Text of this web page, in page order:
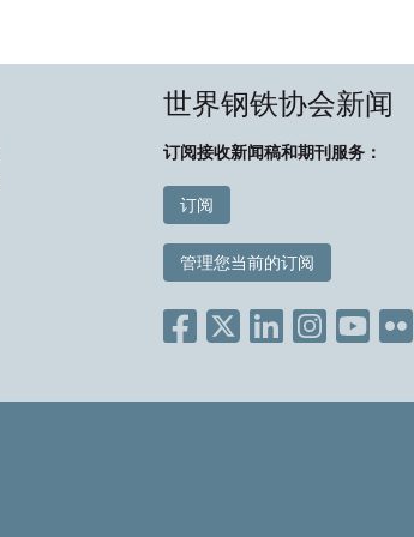
世界钢铁协会新闻
订阅接收新闻稿和期刊服务：
订阅
管理您当前的订阅